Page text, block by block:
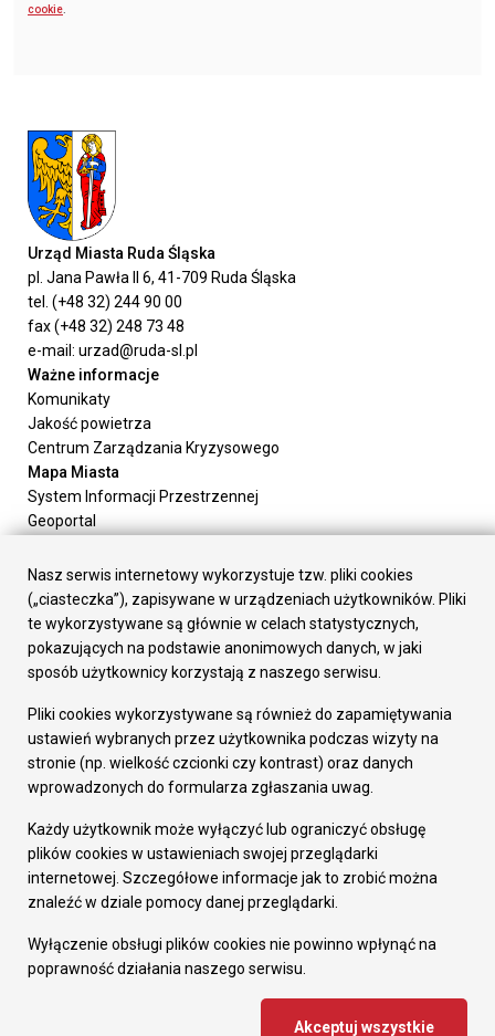
cookie.
Urząd Miasta Ruda Śląska
pl. Jana Pawła II 6, 41-709 Ruda Śląska
tel. (+48 32) 244 90 00
fax (+48 32) 248 73 48
e-mail: urzad@ruda-sl.pl
Ważne informacje
Komunikaty
Jakość powietrza
Centrum Zarządzania Kryzysowego
Mapa Miasta
System Informacji Przestrzennej
Geoportal
Załatw sprawę
Prezydent Miasta
Rada Miasta
Wydziały
Elektroniczna Skrzynka Podawcza
Gospodarka
Fundusze europejskie
Środki krajowe
Oferty inwestycyjne
Pozostałe
Deklaracja dostępności
Dane osobowe
Dodaj opinię o witrynie
Projekt i wdrożenie - MIGOMEDIA
Nasz serwis internetowy wykorzystuje tzw. pliki cookies
(„ciasteczka”), zapisywane w urządzeniach użytkowników. Pliki
te wykorzystywane są głównie w celach statystycznych,
pokazujących na podstawie anonimowych danych, w jaki
sposób użytkownicy korzystają z naszego serwisu.
Pliki cookies wykorzystywane są również do zapamiętywania
ustawień wybranych przez użytkownika podczas wizyty na
stronie (np. wielkość czcionki czy kontrast) oraz danych
wprowadzonych do formularza zgłaszania uwag.
Każdy użytkownik może wyłączyć lub ograniczyć obsługę
plików cookies w ustawieniach swojej przeglądarki
internetowej. Szczegółowe informacje jak to zrobić można
znaleźć w dziale pomocy danej przeglądarki.
Wyłączenie obsługi plików cookies nie powinno wpłynąć na
poprawność działania naszego serwisu.
Akceptuj wszystkie